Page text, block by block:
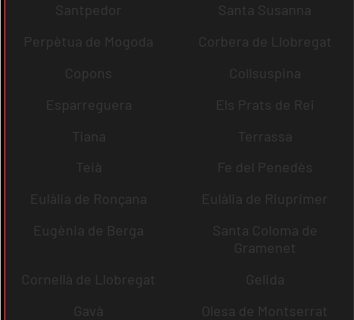
Santpedor
Santa Susanna
Perpètua de Mogoda
Corbera de Llobregat
Copons
Collsuspina
Esparreguera
Els Prats de Rei
Tiana
Terrassa
Teià
Fe del Penedès
Eulàlia de Ronçana
Eulàlia de Riuprimer
Eugènia de Berga
Santa Coloma de
Gramenet
Cornellà de Llobregat
Gelida
Gavà
Olesa de Montserrat